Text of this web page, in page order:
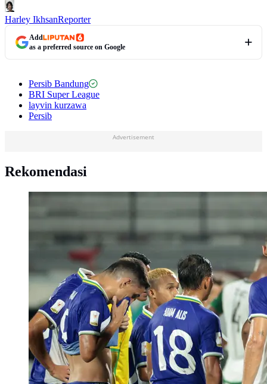
Harley IkhsanReporter
Add
as a preferred source on Google
Persib Bandung
BRI Super League
layvin kurzawa
Persib
Advertisement
Rekomendasi